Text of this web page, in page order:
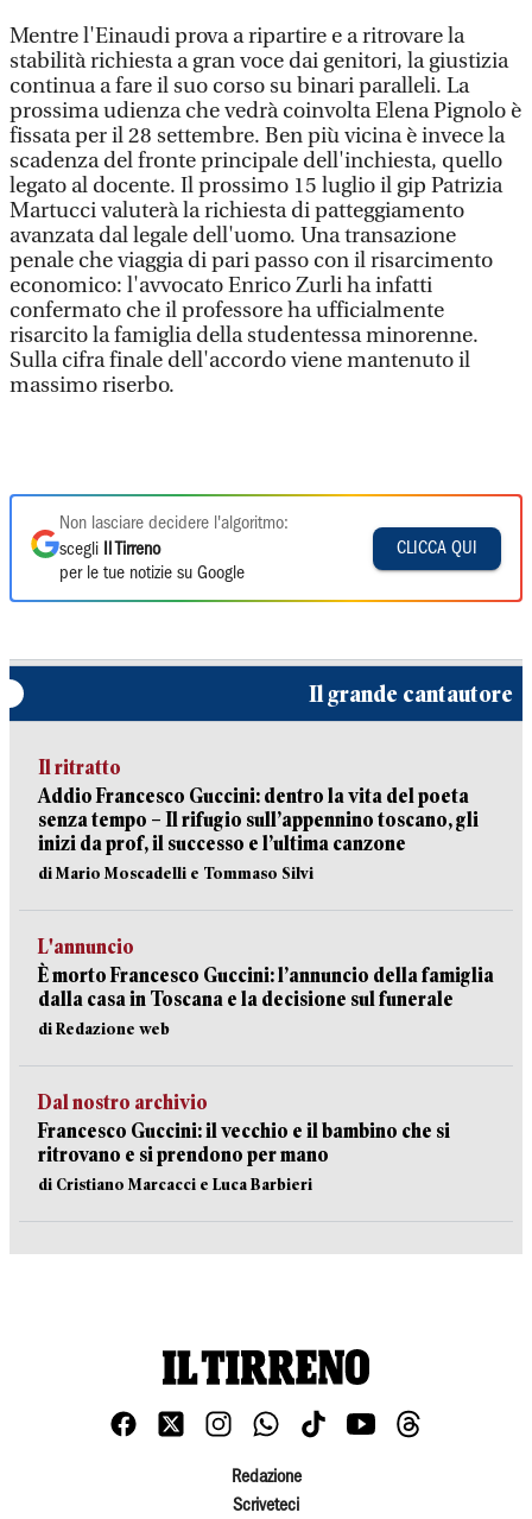
Mentre l'Einaudi prova a ripartire e a ritrovare la
stabilità richiesta a gran voce dai genitori, la giustizia
continua a fare il suo corso su binari paralleli. La
prossima udienza che vedrà coinvolta Elena Pignolo è
fissata per il 28 settembre. Ben più vicina è invece la
scadenza del fronte principale dell'inchiesta, quello
legato al docente. Il prossimo 15 luglio il gip Patrizia
Martucci valuterà la richiesta di patteggiamento
avanzata dal legale dell'uomo. Una transazione
penale che viaggia di pari passo con il risarcimento
economico: l'avvocato Enrico Zurli ha infatti
confermato che il professore ha ufficialmente
risarcito la famiglia della studentessa minorenne.
Sulla cifra finale dell'accordo viene mantenuto il
massimo riserbo.
Non lasciare decidere l'algoritmo:
scegli
Il Tirreno
per le tue notizie su Google
CLICCA QUI
Il grande cantautore
Il ritratto
Addio Francesco Guccini: dentro la vita del poeta
senza tempo – Il rifugio sull’appennino toscano, gli
inizi da prof, il successo e l’ultima canzone
di Mario Moscadelli e Tommaso Silvi
L'annuncio
È morto Francesco Guccini: l’annuncio della famiglia
dalla casa in Toscana e la decisione sul funerale
di Redazione web
Dal nostro archivio
Francesco Guccini: il vecchio e il bambino che si
ritrovano e si prendono per mano
di Cristiano Marcacci e Luca Barbieri
Redazione
Scriveteci